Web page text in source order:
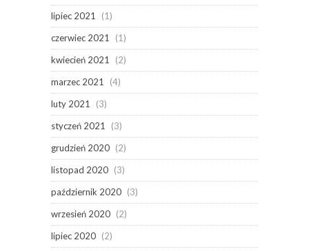
lipiec 2021
(1)
czerwiec 2021
(1)
kwiecień 2021
(2)
marzec 2021
(4)
luty 2021
(3)
styczeń 2021
(3)
grudzień 2020 (2)
listopad 2020 (3)
październik 2020 (3)
wrzesień 2020 (2)
lipiec 2020 (2)